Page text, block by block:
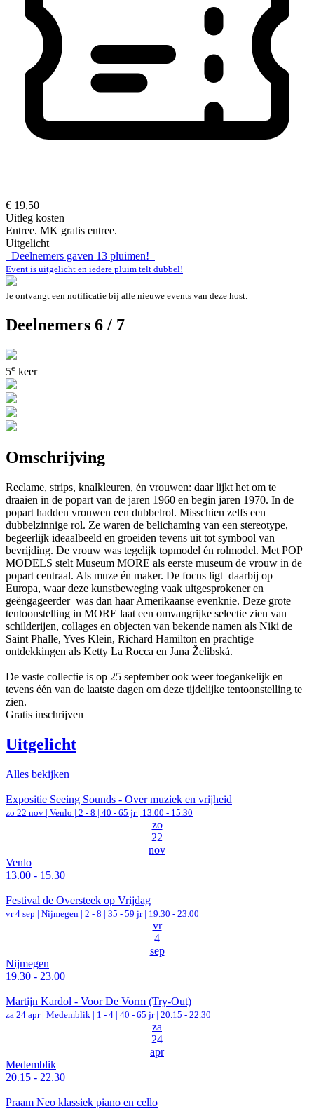
€ 19,50
Uitleg kosten
Entree. MK gratis entree.
Uitgelicht
Deelnemers gaven 13 pluimen!
Event is uitgelicht en iedere pluim telt dubbel!
Je ontvangt een notificatie bij alle nieuwe events van deze host.
Deelnemers 6 / 7
5e keer
Omschrijving
Reclame, strips, knalkleuren, én vrouwen: daar lijkt het om te
draaien in de popart van de jaren 1960 en begin jaren 1970. In de
popart hadden vrouwen een dubbelrol. Misschien zelfs een
dubbelzinnige rol. Ze waren de belichaming van een stereotype,
begeerlijk ideaalbeeld en groeiden tevens uit tot symbool van
bevrijding. De vrouw was tegelijk topmodel én rolmodel. Met POP
MODELS stelt Museum MORE als eerste museum de vrouw in de
popart centraal. Als muze én maker. De focus ligt daarbij op
Europa, waar deze kunstbeweging vaak uitgesprokener en
geëngageerder was dan haar Amerikaanse evenknie. Deze grote
tentoonstelling in MORE laat een omvangrijke selectie zien van
schilderijen, collages en objecten van bekende namen als Niki de
Saint Phalle, Yves Klein, Richard Hamilton en prachtige
ontdekkingen als Ketty La Rocca en Jana Želibská.
De vaste collectie is op 25 september ook weer toegankelijk en
tevens één van de laatste dagen om deze tijdelijke tentoonstelling te
zien.
Gratis inschrijven
Uitgelicht
Alles bekijken
Expositie Seeing Sounds - Over muziek en vrijheid
zo 22 nov | Venlo | 2 - 8 | 40 - 65 jr | 13.00 - 15.30
zo
22
nov
Venlo
13.00 - 15.30
Festival de Oversteek op Vrijdag
vr 4 sep | Nijmegen | 2 - 8 | 35 - 59 jr | 19.30 - 23.00
vr
4
sep
Nijmegen
19.30 - 23.00
Martijn Kardol - Voor De Vorm (Try-Out)
za 24 apr | Medemblik | 1 - 4 | 40 - 65 jr | 20.15 - 22.30
za
24
apr
Medemblik
20.15 - 22.30
Praam Neo klassiek piano en cello